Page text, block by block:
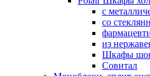
с
со
из
Шкафы
Совитал